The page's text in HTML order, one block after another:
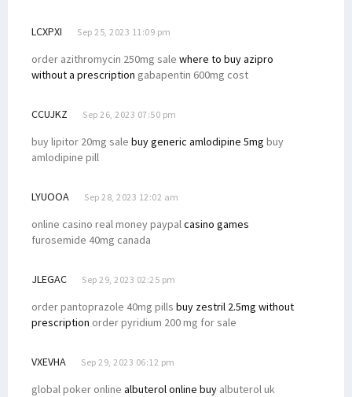
LCXPXI Sep 25, 2023 11:09 pm
order azithromycin 250mg sale where to buy azipro
without a prescription gabapentin 600mg cost
CCUJKZ Sep 26, 2023 07:50 pm
buy lipitor 20mg sale buy generic amlodipine 5mg buy
amlodipine pill
LYUOOA Sep 28, 2023 12:02 am
online casino real money paypalcasino games
furosemide 40mg canada
JLEGAC Sep 29, 2023 02:25 pm
order pantoprazole 40mg pills buy zestril 2.5mg without
prescription order pyridium 200 mg for sale
VXEVHA Sep 29, 2023 06:12 pm
global poker online albuterol online buy albuterol uk